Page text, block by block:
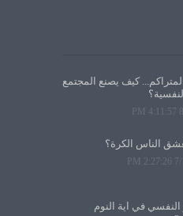
كيف يصنع المجتمع
الناس الكرة؟
7/
النفسي في آية النوم